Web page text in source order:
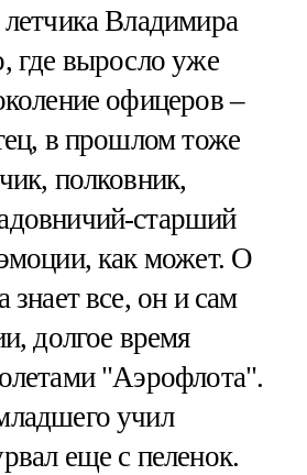
летчика Владимира
где выросло уже
офицеров –
в прошлом тоже
полковник,
старший
как может. О
знает все, он и сам
долгое время
"Аэрофлота".
учил
еще с пеленок.